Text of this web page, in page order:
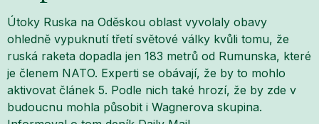
Útoky Ruska na Oděskou oblast vyvolaly obavy
ohledně vypuknutí třetí světové války kvůli tomu, že
ruská raketa dopadla jen 183 metrů od Rumunska, které
je členem NATO. Experti se obávají, že by to mohlo
aktivovat článek 5. Podle nich také hrozí, že by zde v
budoucnu mohla působit i Wagnerova skupina.